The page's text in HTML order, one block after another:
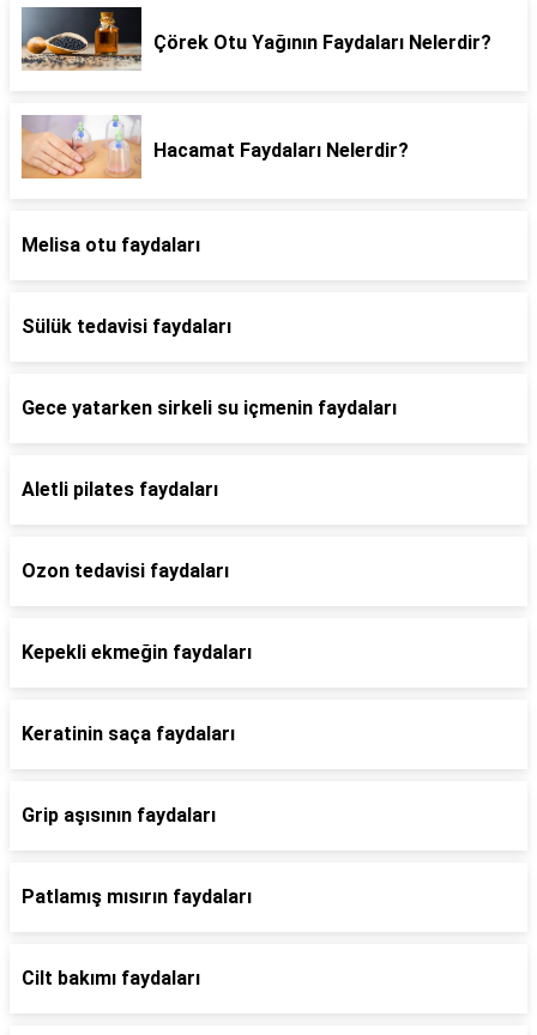
Çörek Otu Yağının Faydaları Nelerdir?
Hacamat Faydaları Nelerdir?
Melisa otu faydaları
Sülük tedavisi faydaları
Gece yatarken sirkeli su içmenin faydaları
Aletli pilates faydaları
Ozon tedavisi faydaları
Kepekli ekmeğin faydaları
Keratinin saça faydaları
Grip aşısının faydaları
Patlamış mısırın faydaları
Cilt bakımı faydaları